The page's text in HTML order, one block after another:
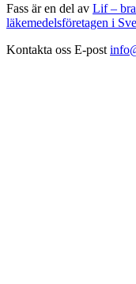
Fass är en del av Lif –
läkemedelsföretagen i
Kontakta oss E-post